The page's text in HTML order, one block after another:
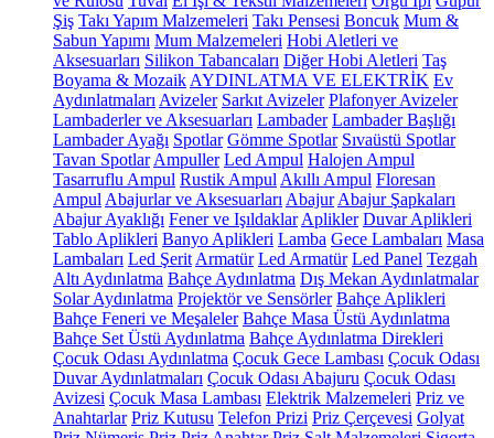
Şiş Takı Yapım Malzemeleri Takı Pensesi Boncuk Mum &
Sabun Yapımı Mum Malzemeleri Hobi Aletleri ve
Aksesuarları Silikon Tabancaları Diğer Hobi Aletleri Taş
Boyama & Mozaik AYDINLATMA VE ELEKTRİK Ev
Aydınlatmaları Avizeler Sarkıt Avizeler Plafonyer Avizeler
Lambaderler ve Aksesuarları Lambader Lambader Başlığı
Lambader Ayağı Spotlar Gömme Spotlar Sıvaüstü Spotlar
Tavan Spotlar Ampuller Led Ampul Halojen Ampul
Tasarruflu Ampul Rustik Ampul Akıllı Ampul Floresan
Ampul Abajurlar ve Aksesuarları Abajur Abajur Şapkaları
Abajur Ayaklığı Fener ve Işıldaklar Aplikler Duvar Aplikleri
Tablo Aplikleri Banyo Aplikleri Lamba Gece Lambaları Masa
Lambaları Led Şerit Armatür Led Armatür Led Panel Tezgah
Altı Aydınlatma Bahçe Aydınlatma Dış Mekan Aydınlatmalar
Solar Aydınlatma Projektör ve Sensörler Bahçe Aplikleri
Bahçe Feneri ve Meşaleler Bahçe Masa Üstü Aydınlatma
Bahçe Set Üstü Aydınlatma Bahçe Aydınlatma Direkleri
Çocuk Odası Aydınlatma Çocuk Gece Lambası Çocuk Odası
Duvar Aydınlatmaları Çocuk Odası Abajuru Çocuk Odası
Avizesi Çocuk Masa Lambası Elektrik Malzemeleri Priz ve
Anahtarlar Priz Kutusu Telefon Prizi Priz Çerçevesi Golyat